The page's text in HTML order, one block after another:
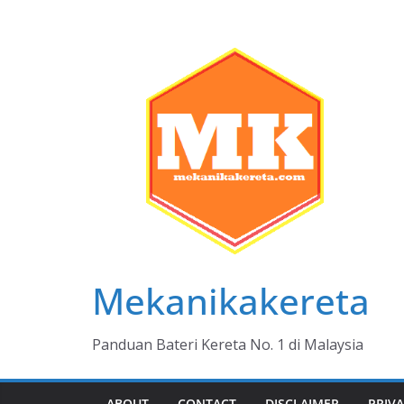
Mekanikakereta
Panduan Bateri Kereta No. 1 di Malaysia